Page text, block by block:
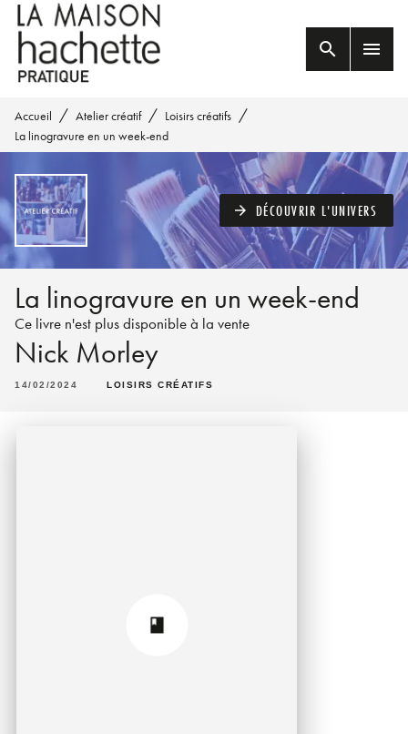
MENU RECHERCHE
PIED DE PAGE
search menu
Accueil / Atelier créatif / Loisirs créatifs /
La linogravure en un week-end
arrow_forward DÉCOUVRIR L'UNIVERS
La linogravure en un week-end
Ce livre n'est plus disponible à la vente
Nick Morley
14/02/2024 LOISIRS CRÉATIFS